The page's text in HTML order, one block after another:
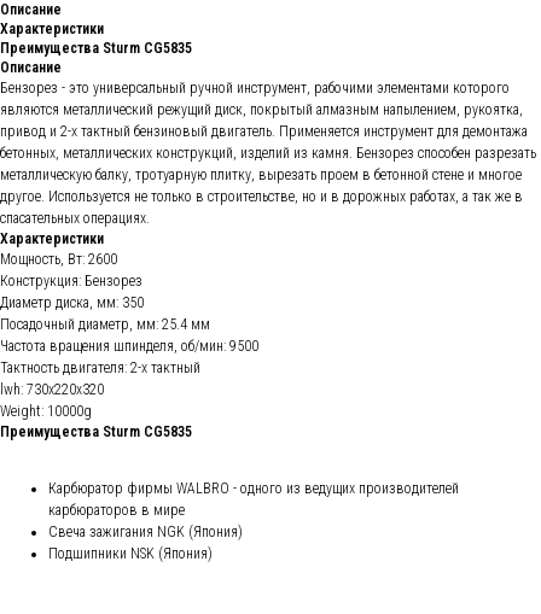
Описание
Характеристики
Преимущества Sturm CG5835
Описание
Бензорез - это универсальный ручной инструмент, рабочими элементами которого
являются металлический режущий диск, покрытый алмазным напылением, рукоятка,
привод и 2-х тактный бензиновый двигатель. Применяется инструмент для демонтажа
бетонных, металлических конструкций, изделий из камня. Бензорез способен разрезать
металлическую балку, тротуарную плитку, вырезать проем в бетонной стене и многое
другое. Используется не только в строительстве, но и в дорожных работах, а так же в
спасательных операциях.
Характеристики
Мощность, Вт: 2600
Конструкция: Бензорез
Диаметр диска, мм: 350
Посадочный диаметр, мм: 25.4 мм
Частота вращения шпинделя, об/мин: 9500
Тактность двигателя: 2-х тактный
lwh: 730x220x320
Weight: 10000g
Преимущества Sturm CG5835
Карбюратор фирмы WALBRO - одного из ведущих производителей
карбюраторов в мире
Свеча зажигания NGK (Япония)
Подшипники NSK (Япония)